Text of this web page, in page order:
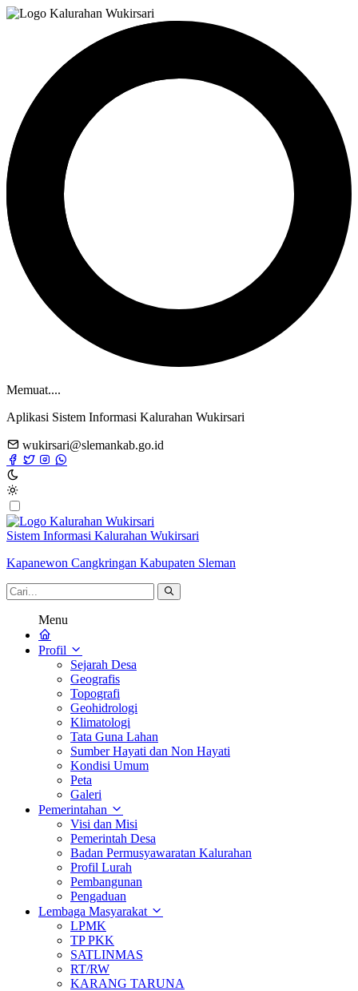
Memuat....
Aplikasi Sistem Informasi Kalurahan Wukirsari
wukirsari@slemankab.go.id
Sistem Informasi Kalurahan Wukirsari
Kapanewon Cangkringan Kabupaten Sleman
Menu
Profil
Sejarah Desa
Geografis
Topografi
Geohidrologi
Klimatologi
Tata Guna Lahan
Sumber Hayati dan Non Hayati
Kondisi Umum
Peta
Galeri
Pemerintahan
Visi dan Misi
Pemerintah Desa
Badan Permusyawaratan Kalurahan
Profil Lurah
Pembangunan
Pengaduan
Lembaga Masyarakat
LPMK
TP PKK
SATLINMAS
RT/RW
KARANG TARUNA